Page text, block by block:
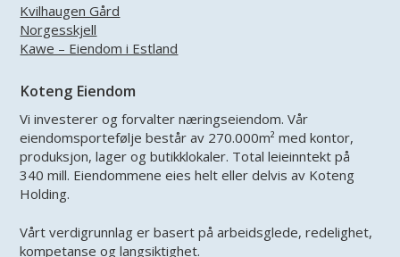
Kvilhaugen Gård
Norgesskjell
Kawe – Eiendom i Estland
Koteng Eiendom
Vi investerer og forvalter næringseiendom. Vår
eiendomsportefølje består av 270.000m² med kontor,
produksjon, lager og butikklokaler. Total leieinntekt på
340 mill. Eiendommene eies helt eller delvis av Koteng
Holding.
Vårt verdigrunnlag er basert på arbeidsglede, redelighet,
kompetanse og langsiktighet.